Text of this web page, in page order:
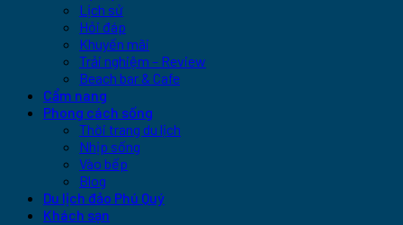
Lịch sử
Hỏi đáp
Khuyến mãi
Trải nghiệm – Review
Beach bar & Cafe
Cẩm nang
Phong cách sống
Thời trang du lịch
Nhịp sống
Vào bếp
Blog
Du lịch đảo Phú Quý
Khách sạn